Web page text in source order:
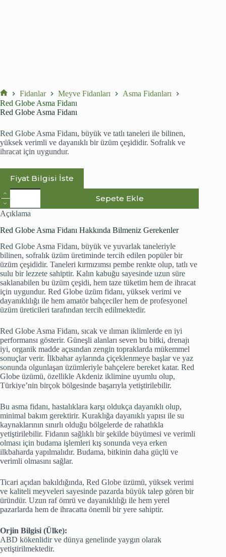
No
title
Fidanlar Meyve Fidanları
Asma Fidanları
Red Globe Asma Fidanı
Red Globe Asma Fidanı
Red Globe Asma Fidanı, büyük ve tatlı taneleri ile bilinen,
yüksek verimli ve dayanıklı bir üzüm çeşididir. Sofralık ve
ihracat için uygundur.
Fiyat Bilgisi İste
Red
Globe
Asma
Fidanı
adet
Sepete Ekle
Açıklama
Red Globe Asma Fidanı Hakkında Bilmeniz Gerekenler
Red Globe Asma Fidanı, büyük ve yuvarlak taneleriyle
bilinen, sofralık üzüm üretiminde tercih edilen popüler bir
üzüm çeşididir. Taneleri kırmızımsı pembe renkte olup, tatlı ve
sulu bir lezzete sahiptir. Kalın kabuğu sayesinde uzun süre
saklanabilen bu üzüm çeşidi, hem taze tüketim hem de ihracat
için uygundur. Red Globe üzüm fidanı, yüksek verimi ve
dayanıklılığı ile hem amatör bahçeciler hem de profesyonel
üzüm üreticileri tarafından tercih edilmektedir.
Red Globe Asma Fidanı, sıcak ve ılıman iklimlerde en iyi
performansı gösterir. Güneşli alanları seven bu bitki, drenajı
iyi, organik madde açısından zengin topraklarda mükemmel
sonuçlar verir. İlkbahar aylarında çiçeklenmeye başlar ve yaz
sonunda olgunlaşan üzümleriyle bahçelere bereket katar. Red
Globe üzümü, özellikle Akdeniz iklimine uyumlu olup,
Türkiye’nin birçok bölgesinde başarıyla yetiştirilebilir.
Bu asma fidanı, hastalıklara karşı oldukça dayanıklı olup,
minimal bakım gerektirir. Kuraklığa dayanıklı yapısı ile su
kaynaklarının sınırlı olduğu bölgelerde de rahatlıkla
yetiştirilebilir. Fidanın sağlıklı bir şekilde büyümesi ve verimli
olması için budama işlemleri kış sonunda veya erken
ilkbaharda yapılmalıdır. Budama, bitkinin daha güçlü ve
verimli olmasını sağlar.
Ticari açıdan bakıldığında, Red Globe üzümü, yüksek verimi
ve kaliteli meyveleri sayesinde pazarda büyük talep gören bir
üründür. Uzun raf ömrü ve dayanıklılığı ile hem yerel
pazarlarda hem de ihracatta önemli bir yere sahiptir.
Orjin Bilgisi (Ülke):
ABD kökenlidir ve dünya genelinde yaygın olarak
yetiştirilmektedir.